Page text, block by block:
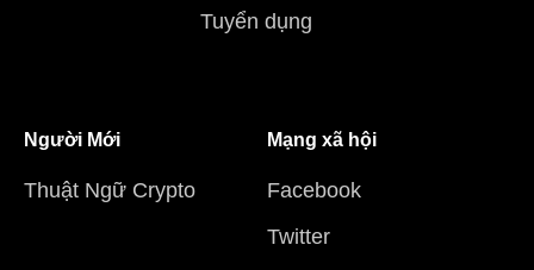
Tuyển dụng
Người Mới
Thuật Ngữ Crypto
Mạng xã hội
Facebook
Twitter